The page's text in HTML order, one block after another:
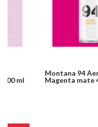
Montana 94 Aerosol
Magenta mate 400 ml
/PageGearCloud/www/